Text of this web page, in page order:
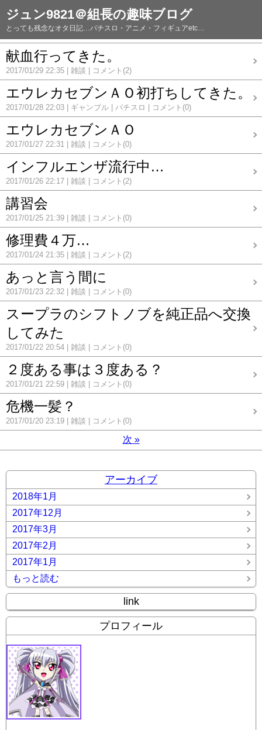
ジュン9821＠組長の趣味ブログ
とっても残念なオタ日記…パチスロ・アニメ・フィギュアetc…
献血行ってきた。
2017/01/29 22:35 雑談 コメント(2)
エウレカセブンＡＯ初打ちしてきた。
2017/01/28 22:03 ギャンブル パチスロ コメント(0)
エウレカセブンＡＯ
2017/01/27 22:31 雑談 コメント(0)
インフルエンザ流行中…
2017/01/26 22:17 雑談 コメント(2)
講習会
2017/01/25 21:39 雑談 コメント(0)
修理費４万…
2017/01/24 21:35 雑談 コメント(2)
あっと言う間に
2017/01/23 22:32 雑談 コメント(0)
スープラのシフトノブを純正品へ交換
してみた
2017/01/22 20:54 雑談 コメント(0)
２度ある事は３度ある？
2017/01/21 22:59 雑談 コメント(0)
危機一髪？
2017/01/20 23:19 雑談 コメント(0)
次 »
アーカイブ
2018年1月
2017年12月
2017年3月
2017年2月
2017年1月
もっと読む
link
プロフィール